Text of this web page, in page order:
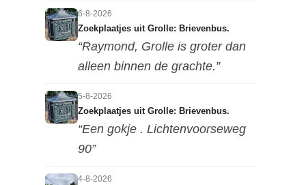
6-8-2026
Zoekplaatjes uit Grolle: Brievenbus.
“Raymond, Grolle is groter dan
alleen binnen de grachte.”
5-8-2026
Zoekplaatjes uit Grolle: Brievenbus.
“Een gokje . Lichtenvoorseweg
90”
4-8-2026